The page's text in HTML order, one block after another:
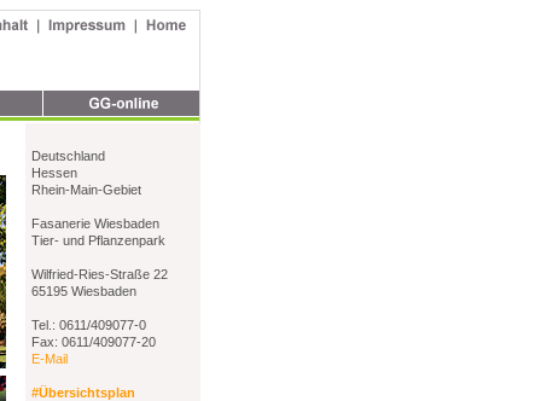
Deutschland
Hessen
Rhein-Main-Gebiet
Fasanerie Wiesbaden
Tier- und Pflanzenpark
Wilfried-Ries-Straße 22
65195 Wiesbaden
Tel.: 0611/409077-0
Fax: 0611/409077-20
E-Mail
#Übersichtsplan